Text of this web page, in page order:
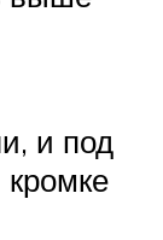
и под